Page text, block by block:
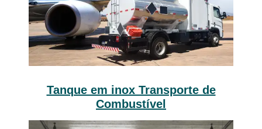
Tanque em inox Transporte de
Combustível